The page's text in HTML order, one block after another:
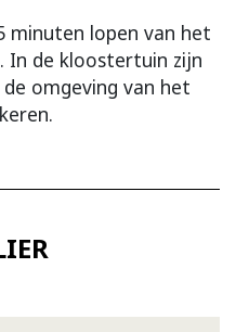
minuten lopen van het
In de kloostertuin zijn
omgeving van het